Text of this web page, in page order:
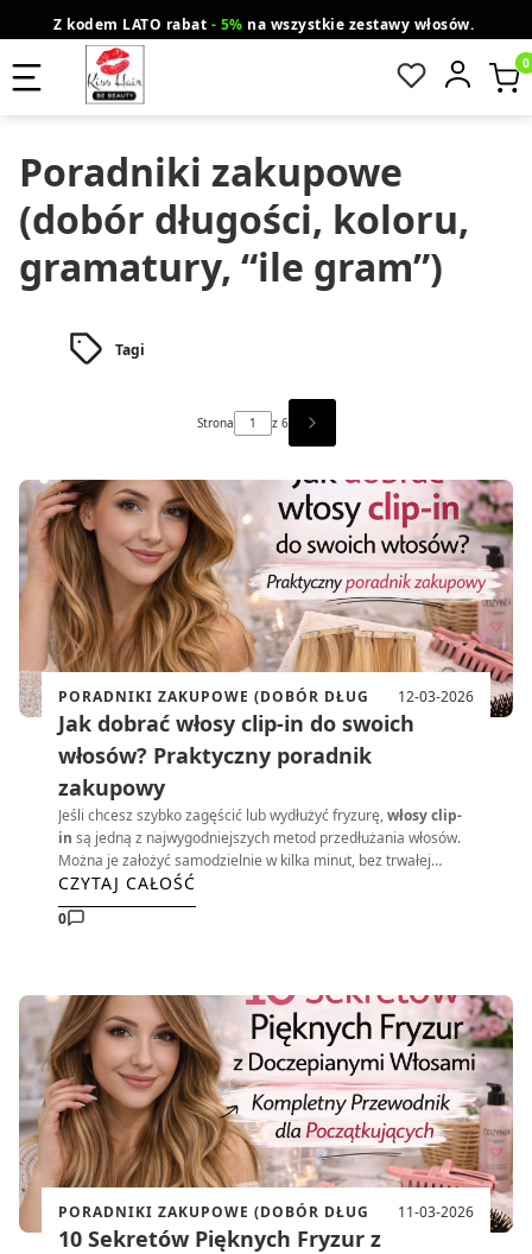
Z kodem LATO rabat - 5% na wszystkie zestawy włosów.
wysyłka gratis od 200 zł Orlen Paczka
Poradniki zakupowe
(dobór długości, koloru,
gramatury, “ile gram”)
Tagi
Strona z 6
NASTĘPNE WPISY
PORADNIKI ZAKUPOWE (DOBÓR DŁUG 12-03-2026
Jak dobrać włosy clip-in do swoich
włosów? Praktyczny poradnik
zakupowy
Jeśli chcesz szybko zagęścić lub wydłużyć fryzurę,włosy clip-
in są jedną z najwygodniejszych metod przedłużania włosów.
Można je założyć samodzielnie w kilka minut, bez trwałej
ingerencji w naturalne włosy.
CZYTAJ CAŁOŚĆ
0
PORADNIKI ZAKUPOWE (DOBÓR DŁUG 11-03-2026
10 Sekretów Pięknych Fryzur z